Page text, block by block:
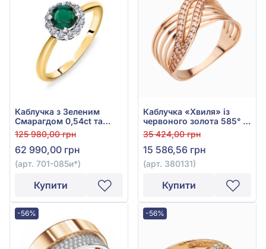
Каблучка з Зеленим
Смарагдом 0,54ct та
Діамантом 0,15ct із
жовто-білого золота
585°, арт. 701-085и*
125 980,00 грн
62 990,00 грн
(арт. 701-085и*)
Купити
Каблучка «Хвиля» із
червоного золота 585° з
фіанітом/куб.цирконієм,
арт. 380131
35 424,00 грн
15 586,56 грн
(арт. 380131)
Купити
-56% -56%